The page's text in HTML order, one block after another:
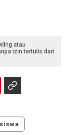
atau
izin tertulis dari